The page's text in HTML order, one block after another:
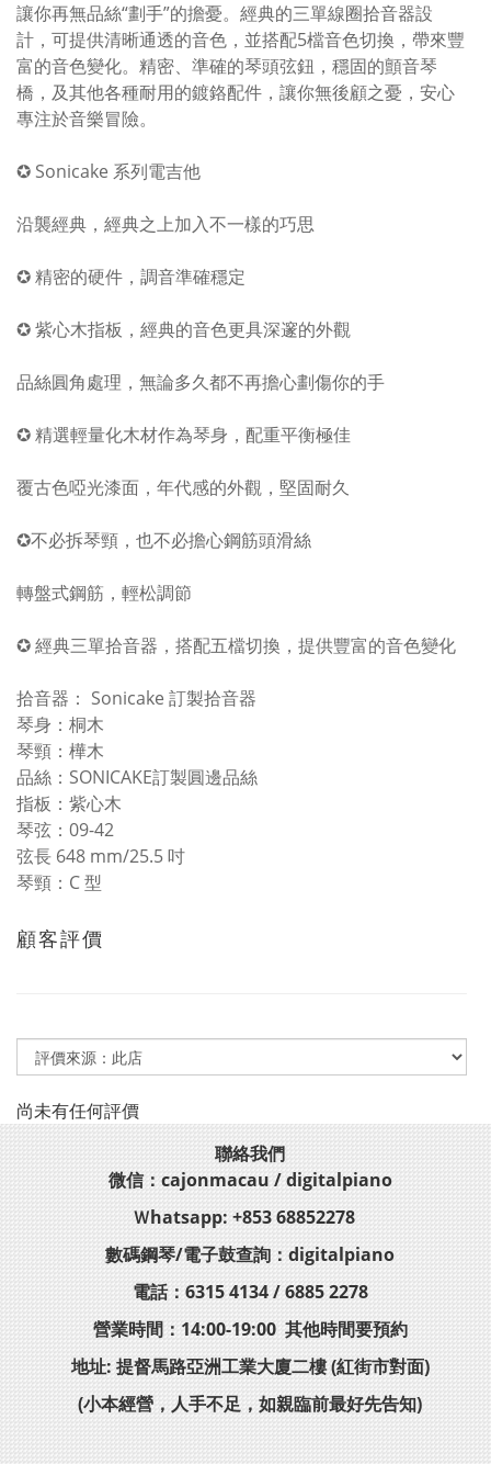
讓你再無品絲“劃手”的擔憂。經典的三單線圈拾音器設
計，可提供清晰通透的音色，並搭配5檔音色切換，帶來豐
富的音色變化。精密、準確的琴頭弦鈕，穩固的顫音琴
橋，及其他各種耐用的鍍鉻配件，讓你無後顧之憂，安心
專注於音樂冒險。
✪ Sonicake 系列電吉他
沿襲經典，經典之上加入不一樣的巧思
✪ 精密的硬件，調音準確穩定
✪ 紫心木指板，經典的音色更具深邃的外觀
品絲圓角處理，無論多久都不再擔心劃傷你的手
✪ 精選輕量化木材作為琴身，配重平衡極佳
覆古色啞光漆面，年代感的外觀，堅固耐久
✪不必拆琴頸，也不必擔心鋼筋頭滑絲
轉盤式鋼筋，輕松調節
✪ 經典三單拾音器，搭配五檔切換，提供豐富的音色變化
拾音器： Sonicake 訂製拾音器
琴身：桐木
琴頸：樺木
品絲：SONICAKE訂製圓邊品絲
指板：紫心木
琴弦：09-42
弦長 648 mm/25.5 吋
琴頸：C 型
顧客評價
尚未有任何評價
聯絡我們
微信：cajonmacau / digitalpiano
Ｗhatsapp: +853 68852278
數碼鋼琴/電子鼓查詢：digitalpiano
電話：6315 4134 / 6885 2278
營業時間：14:00-19:00 其他時間要預約
地址: 提督馬路亞洲工業大廈二樓 (紅街市對面)
(小本經營，人手不足，如親臨前最好先告知)